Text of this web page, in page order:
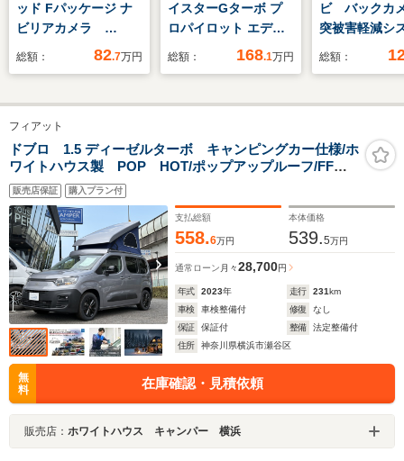
ッド Fパッケージ ナ
ビリアカメラ
Bluetooth Audio
総額： 82.7万円
イスターGターボ プ
ロパイロット エディ
ション 社用車UP/ドラ
総額： 168.1万円
ビ バックカ
突被害軽減
禁煙車 ドラ
14インチア
トライト オ
コン
総額：
フィアット
ドブロ 1.5 ディーゼルターボ キャンピングカー仕様/ホ
ワイトハウス製 POP HOT/ポップアップルーフ/FFヒ
ーター/走行充電/サブバッテリー/DCソケット/室内LED照
明/防水テント/外部電源&AC室内コンセント/フラットベ
ットキット
販売店保証 購入プラン付
支払総額
558.6万円
本体価格
539.5万円
通常ローン 月々28,700円
年式 2023年 走行 231km
車検
車検整備付 修復
なし
保証
保証付 整備
法定整備付
住所
神奈川県横浜市瀬谷区
無
料
在庫確認・見積依頼
販売店： ホワイトハウス キャンパー 横浜